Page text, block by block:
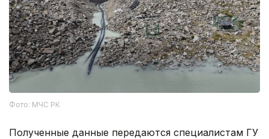
Фото: МЧС РК
Полученные данные передаются специалистам ГУ